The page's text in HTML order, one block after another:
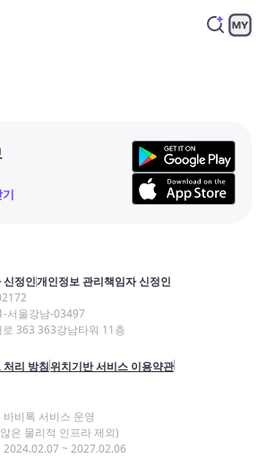
신정인개인정보 관리책임자 신정인
서울강남-03497
363 363강남타워 11층
리 방침위치기반 서비스 이용약관
비톡 서비스 운영
은 물리적 인프라 제외)
2024.02.07 ~ 2027.02.06